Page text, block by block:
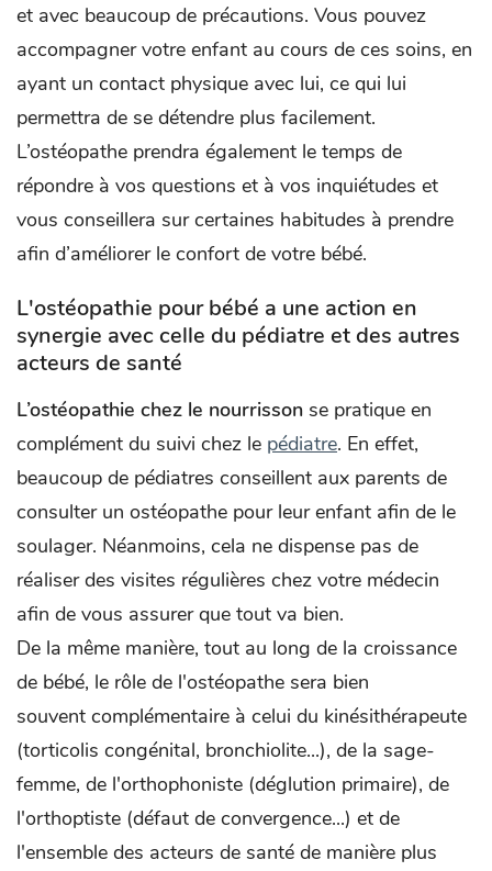
et avec beaucoup de précautions. Vous pouvez
accompagner votre enfant au cours de ces soins, en
ayant un contact physique avec lui, ce qui lui
permettra de se détendre plus facilement.
L’ostéopathe prendra également le temps de
répondre à vos questions et à vos inquiétudes et
vous conseillera sur certaines habitudes à prendre
afin d’améliorer le confort de votre bébé.
L'ostéopathie pour bébé a une action en
synergie avec celle du pédiatre et des autres
acteurs de santé
L’ostéopathie chez le nourrisson se pratique en
complément du suivi chez le pédiatre. En effet,
beaucoup de pédiatres conseillent aux parents de
consulter un ostéopathe pour leur enfant afin de le
soulager. Néanmoins, cela ne dispense pas de
réaliser des visites régulières chez votre médecin
afin de vous assurer que tout va bien.
De la même manière, tout au long de la croissance
de bébé, le rôle de l'ostéopathe sera bien
souvent complémentaire à celui du kinésithérapeute
(torticolis congénital, bronchiolite...), de la sage-
femme, de l'orthophoniste (déglution primaire), de
l'orthoptiste (défaut de convergence...) et de
l'ensemble des acteurs de santé de manière plus